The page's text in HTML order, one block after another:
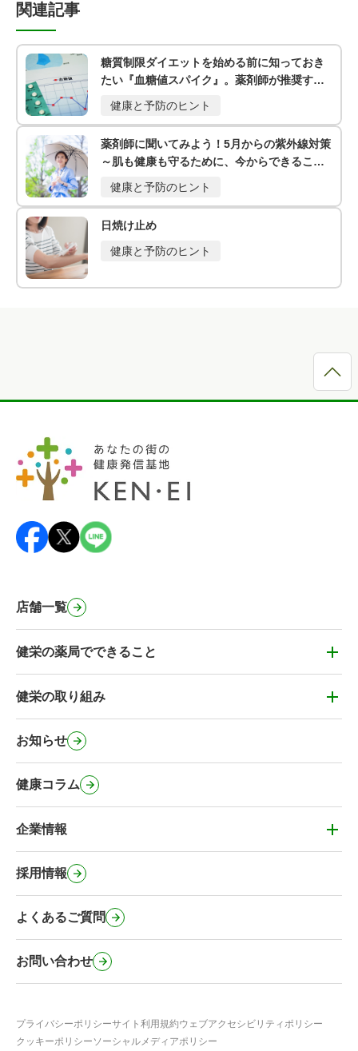
関連記事
糖質制限ダイエットを始める前に知っておき
たい『血糖値スパイク』。薬剤師が推奨する
体重管理にも役立つ食べ順の工夫
健康と予防のヒント
薬剤師に聞いてみよう！5月からの紫外線対策
～肌も健康も守るために、今からできること
健康と予防のヒント
日焼け止め
健康と予防のヒント
店舗一覧
健栄の薬局でできること
かかりつけ薬剤師・健康&お薬相談
薬剤師の在宅訪問
処方箋事前送信サービス
オンライン服薬指導・電子サービス
健栄の取り組み
健栄のカフェ
健栄のコミュニティ施設
健栄の社会に対する取り組み
お知らせ
健康コラム
企業情報
事業内容・健栄の特徴
会社概要・沿革
行動計画
採用情報
よくあるご質問
お問い合わせ
プライバシーポリシーサイト利用規約ウェブアクセシビリティポリシー
クッキーポリシーソーシャルメディアポリシー